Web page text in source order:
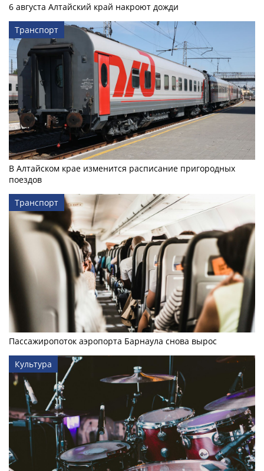
6 августа Алтайский край накроют дожди
Транспорт
В Алтайском крае изменится расписание пригородных
поездов
Транспорт
Пассажиропоток аэропорта Барнаула снова вырос
Культура